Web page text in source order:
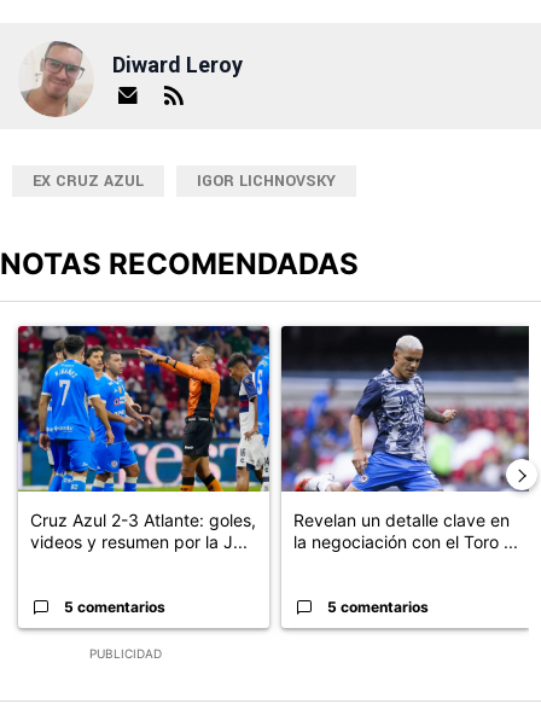
Diward Leroy
EX CRUZ AZUL IGOR LICHNOVSKY
NOTAS RECOMENDADAS
PUBLICIDAD
Un artículo de tendencia con el título "Cruz Azul 2-3 Atlante:
Cruz Azul 2-3 Atlante: goles,
videos y resumen por la J...
5 comentarios
Un artículo de tendencia con
Revelan un detalle clave en
la negociación con el Toro ...
5 comentarios